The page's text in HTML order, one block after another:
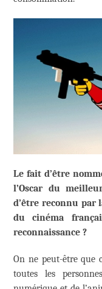
Le fait d’être
l’Oscar du
d’être reconnu par
du cinéma
reconnaissance ?
On ne peut-être que
toutes les